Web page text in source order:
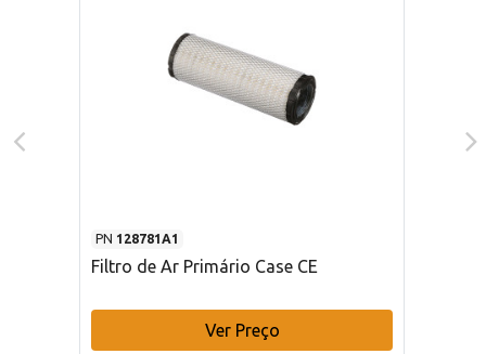
PN 128781A1
Filtro de Ar Primário Case CE
Ver Preço